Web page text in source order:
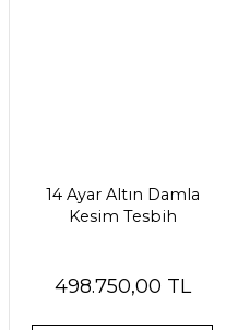
14 Ayar Altın Damla
Kesim Tesbih
498.750,00 TL